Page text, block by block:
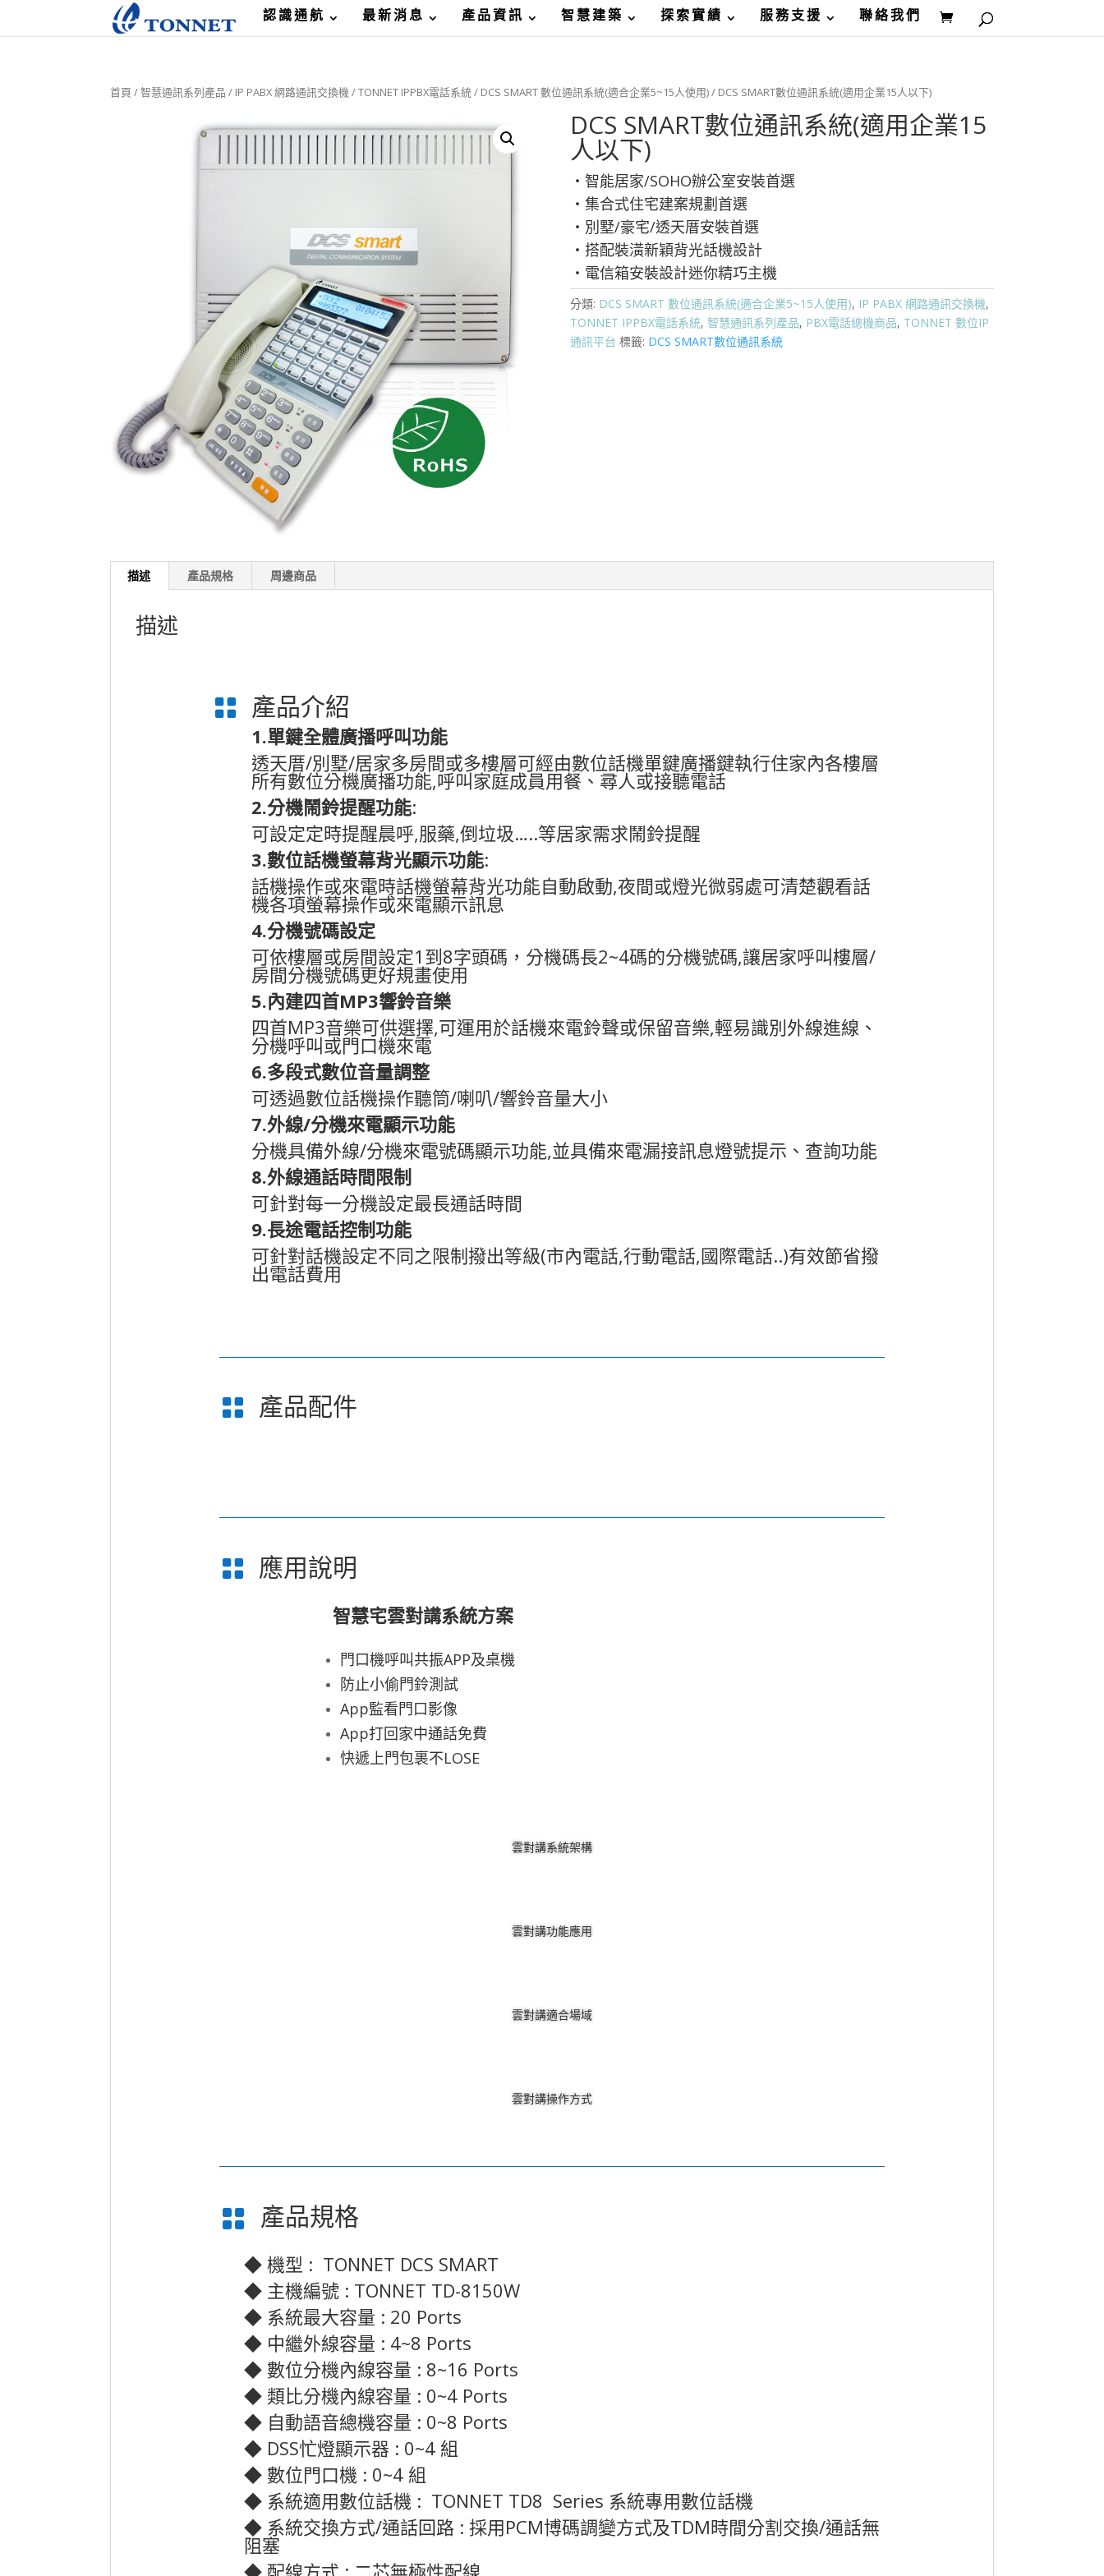
認識通航 最新消息 產品資訊 智慧建築 探索實績 服務支援 聯絡我們
首頁 /智慧通訊系列產品 / IP PABX 網路通訊交換機 /TONNET IPPBX電話系統/ DCS SMART 數位通訊系統(適合企業5~15人使用)/ DCS SMART數位通訊系統(適用企業15人以下)
DCS SMART數位通訊系統(適用企業15
人以下)
‧智能居家/SOHO辦公室安裝首選
‧集合式住宅建案規劃首選
‧別墅/豪宅/透天厝安裝首選
‧搭配裝潢新穎背光話機設計
‧電信箱安裝設計迷你精巧主機
分類: DCS SMART 數位通訊系統(適合企業5~15人使用), IP PABX 網路通訊交換機,
TONNET IPPBX電話系統, 智慧通訊系列產品, PBX電話總機商品, TONNET 數位IP
通訊平台 標籤: DCS SMART數位通訊系統
描述 產品規格 周邊商品
描述
 產品介紹
1.單鍵全體廣播呼叫功能
透天厝/別墅/居家多房間或多樓層可經由數位話機單鍵廣播鍵執行住家內各樓層
所有數位分機廣播功能,呼叫家庭成員用餐、尋人或接聽電話
2.分機鬧鈴提醒功能:
可設定定時提醒晨呼,服藥,倒垃圾…..等居家需求鬧鈴提醒
3.數位話機螢幕背光顯示功能:
話機操作或來電時話機螢幕背光功能自動啟動,夜間或燈光微弱處可清楚觀看話
機各項螢幕操作或來電顯示訊息
4.分機號碼設定
可依樓層或房間設定1 到8字頭碼，分機碼長2~4碼的分機號碼,讓居家呼叫樓層/
房間分機號碼更好規畫使用
5.內建四首MP3響鈴音樂
四首MP3音樂可供選擇,可運用於話機來電鈴聲或保留音樂,輕易識別外線進線、
分機呼叫或門口機來電
6.多段式數位音量調整
可透過數位話機操作聽筒/喇叭/響鈴音量大小
7.外線/分機來電顯示功能
分機具備外線/分機來電號碼顯示功能,並具備來電漏接訊息燈號提示、查詢功能
8.外線通話時間限制
可針對每一分機設定最長通話時間
9.長途電話控制功能
可針對話機設定不同之限制撥出等級(市內電話,行動電話,國際電話..)有效節省撥
出電話費用
 產品配件
 應用說明
智慧宅雲對講系統方案
門口機呼叫共振APP及桌機
防止小偷門鈴測試
App監看門口影像
App打回家中通話免費
快遞上門包裹不LOSE
雲對講系統架構
雲對講功能應用
雲對講適合場域
雲對講操作方式
 產品規格
◆ 機型 : TONNET DCS SMART
◆ 主機編號 : TONNET TD-8150W
◆ 系統最大容量 : 20 Ports
◆ 中繼外線容量 : 4~8 Ports
◆ 數位分機內線容量 : 8~16 Ports
◆ 類比分機內線容量 : 0~4 Ports
◆ 自動語音總機容量 : 0~8 Ports
◆ DSS忙燈顯示器 : 0~4 組
◆ 數位門口機 : 0~4 組
◆ 系統適用數位話機 : TONNET TD8 Series 系統專用數位話機
◆ 系統交換方式/通話回路 : 採用PCM博碼調變方式及TDM時間分割交換/通話無
阻塞
◆ 配線方式 : 二芯無極性配線